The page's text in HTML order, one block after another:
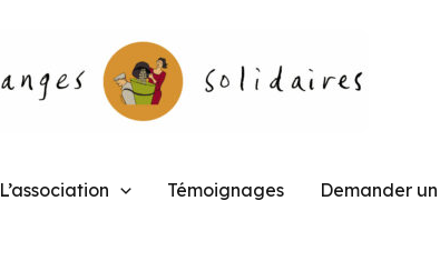
L’association Témoignages Demander